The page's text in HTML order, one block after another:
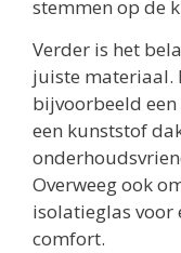
stemmen op de
Verder is het
juiste materiaal.
bijvoorbeeld
een kunststof
Overweeg ook
isolatieglas voor
comfort.